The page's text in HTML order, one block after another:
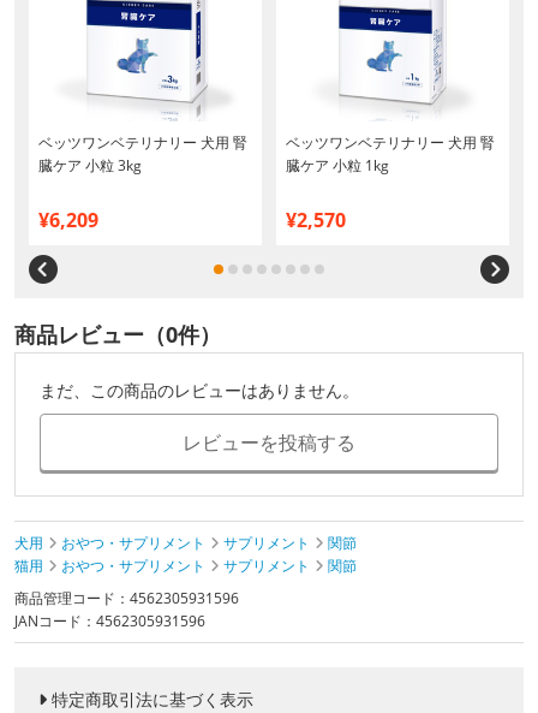
ベッツワンベテリナリー 犬用 腎
臓ケア 小粒 3kg
¥6,209
ベッツワンベテリナリー 犬用 腎
臓ケア 小粒 1kg
¥2,570
商品レビュー（0件）
まだ、この商品のレビューはありません。
レビューを投稿する
犬用 おやつ・サプリメント サプリメント
関節
猫用
おやつ・サプリメント サプリメント
関節
商品管理コード：4562305931596
JANコード：4562305931596
特定商取引法に基づく表示